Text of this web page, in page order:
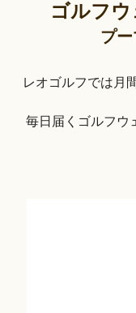
ゴルフ
プ
レオゴルフでは月
毎日届くゴルフウ